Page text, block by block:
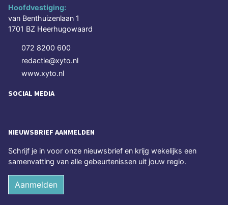
Hoofdvestiging:
van Benthuizenlaan 1
1701 BZ Heerhugowaard
072 8200 600
redactie@xyto.nl
www.xyto.nl
SOCIAL MEDIA
NIEUWSBRIEF AANMELDEN
Schrijf je in voor onze nieuwsbrief en krijg wekelijks een
samenvatting van alle gebeurtenissen uit jouw regio.
Aanmelden